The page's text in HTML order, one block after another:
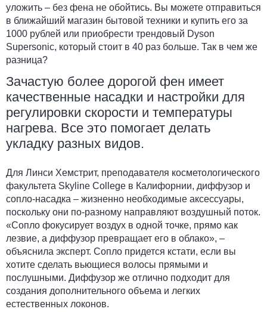
уложить – без фена не обойтись. Вы можете отправиться
в ближайший магазин бытовой техники и купить его за
1000 рублей или приобрести трендовый Dyson
Supersonic, который стоит в 40 раз больше. Так в чем же
разница?
Зачастую более дорогой фен имеет
качественные насадки и настройки для
регулировки скорости и температуры
нагрева. Все это помогает делать
укладку разных видов.
Для Линси Хемстрит, преподавателя косметологического
факультета Skyline College в Калифорнии, диффузор и
сопло-насадка – жизненно необходимые аксессуары,
поскольку они по-разному направляют воздушный поток.
«Сопло фокусирует воздух в одной точке, прямо как
лезвие, а диффузор превращает его в облако», –
объяснила эксперт. Сопло придется кстати, если вы
хотите сделать вьющиеся волосы прямыми и
послушными. Диффузор же отлично подходит для
создания дополнительного объема и легких
естественных локонов.